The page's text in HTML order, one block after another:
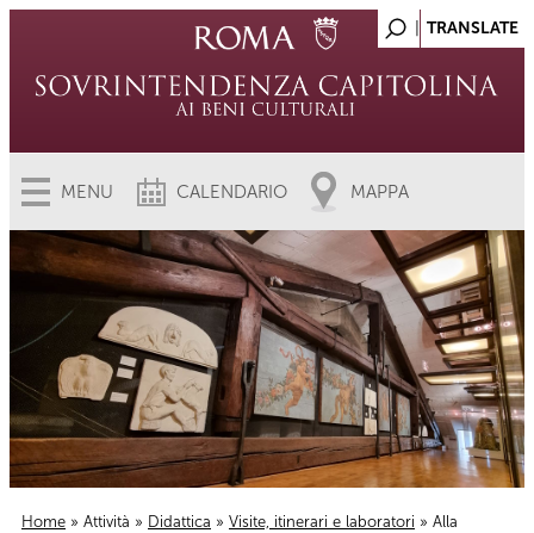
MENU CALENDARIO MAPPA
Home » Attività » Didattica » Visite, itinerari e laboratori » Alla